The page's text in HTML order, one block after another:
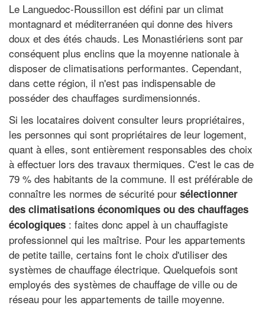
Le Languedoc-Roussillon est défini par un climat
montagnard et méditerranéen qui donne des hivers
doux et des étés chauds. Les Monastiériens sont par
conséquent plus enclins que la moyenne nationale à
disposer de climatisations performantes. Cependant,
dans cette région, il n'est pas indispensable de
posséder des chauffages surdimensionnés.
Si les locataires doivent consulter leurs propriétaires,
les personnes qui sont propriétaires de leur logement,
quant à elles, sont entièrement responsables des choix
à effectuer lors des travaux thermiques. C'est le cas de
79 % des habitants de la commune. Il est préférable de
connaître les normes de sécurité pour sélectionner
des climatisations économiques ou des chauffages
écologiques : faites donc appel à un chauffagiste
professionnel qui les maîtrise. Pour les appartements
de petite taille, certains font le choix d'utiliser des
systèmes de chauffage électrique. Quelquefois sont
employés des systèmes de chauffage de ville ou de
réseau pour les appartements de taille moyenne.